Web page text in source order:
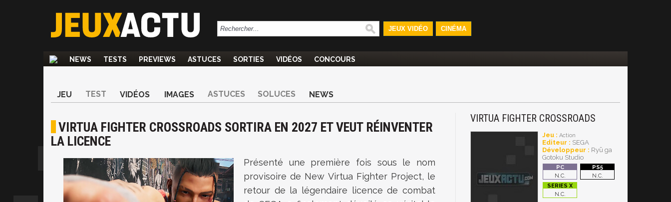
JEUX VIDÉO CINÉMA
NEWS TESTS PREVIEWS ASTUCES SORTIES VIDÉOS CONCOURS
JEU TEST VIDÉOS IMAGES ASTUCES SOLUCES NEWS
VIRTUA FIGHTER CROSSROADS SORTIRA EN 2027 ET VEUT RÉINVENTER
LA LICENCE
Présenté une première fois sous le nom
provisoire de New Virtua Fighter Project, le
retour de la légendaire licence de combat
VIRTUA FIGHTER CROSSROADS
Jeu : Action
Editeur : SEGA
Développeur : Ryū ga
Gotoku Studio
N.C. N.C.
N.C.